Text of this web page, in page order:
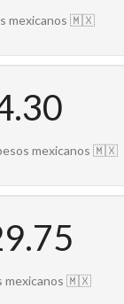
mexicanos 🇲🇽
mexicanos 🇲🇽
mexicanos 🇲🇽